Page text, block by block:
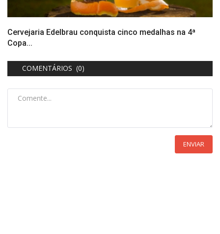
Cervejaria Edelbrau conquista cinco medalhas na 4ª
Copa...
COMENTÁRIOS (0)
ENVIAR